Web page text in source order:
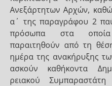
Ανεξάρτητων Αρχών,
α΄ της παραγράφου 2
πρόσωπα στα
παραιτηθούν από τη
ημέρα της ανακήρυξης
ασκούν καθήκοντα
ρειακού